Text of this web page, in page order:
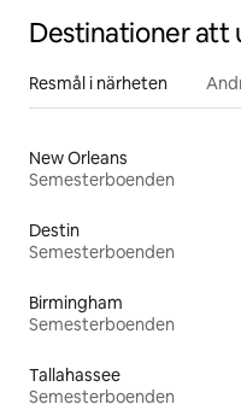
Destinationer att
Resmål i närheten
New Orleans
Semesterboenden
Destin
Semesterboenden
Birmingham
Semesterboenden
Tallahassee
Semesterboenden